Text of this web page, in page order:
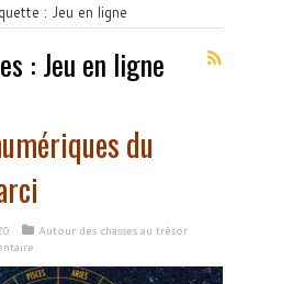
: Jeu en ligne
: Jeu en ligne
du
Autour des chasses au trésor